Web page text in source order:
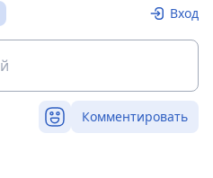
Вход
Комментировать